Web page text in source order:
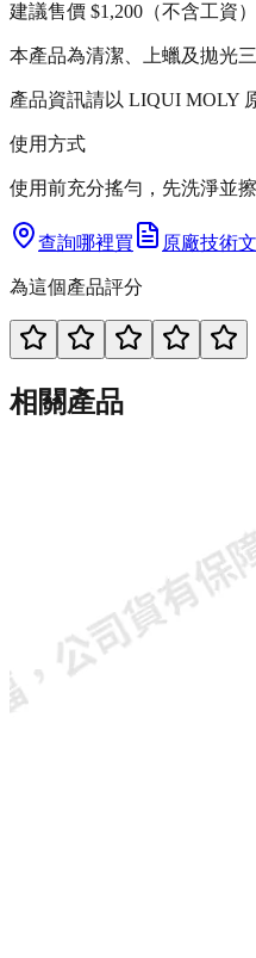
建議售價 $1,200 （不含工資）
本產品為清潔、上蠟及拋光
產品資訊請以 LIQUI MOLY
使用方式
使用前充分搖勻，先洗淨並
查詢哪裡買 原廠技術
為這個產品評分
相關產品